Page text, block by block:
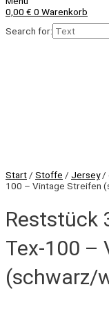
0,00 € 0 Warenkorb
Search for:
Start / Stoffe / Jersey/
100 – Vintage Streifen
Reststück
Tex-100 –
(schwarz/